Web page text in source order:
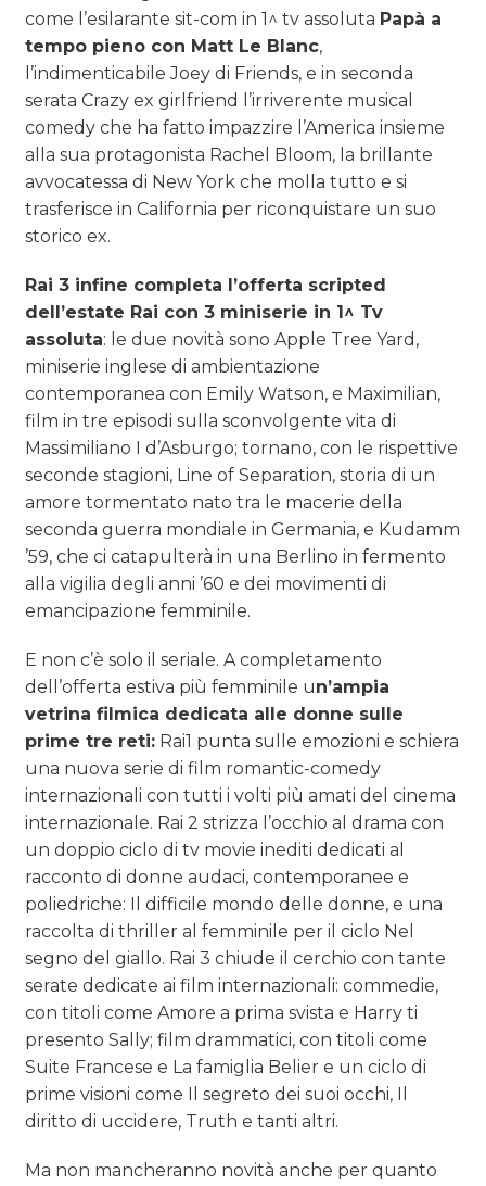
come l’esilarante sit-com in 1^ tv assoluta Papà a
tempo pieno con Matt Le Blanc,
l’indimenticabile Joey di Friends, e in seconda
serata Crazy ex girlfriend l’irriverente musical
comedy che ha fatto impazzire l’America insieme
alla sua protagonista Rachel Bloom, la brillante
avvocatessa di New York che molla tutto e si
trasferisce in California per riconquistare un suo
storico ex.
Rai 3 infine completa l’offerta scripted
dell’estate Rai con 3 miniserie in 1^ Tv
assoluta: le due novità sono Apple Tree Yard,
miniserie inglese di ambientazione
contemporanea con Emily Watson, e Maximilian,
film in tre episodi sulla sconvolgente vita di
Massimiliano I d’Asburgo; tornano, con le rispettive
seconde stagioni, Line of Separation, storia di un
amore tormentato nato tra le macerie della
seconda guerra mondiale in Germania, e Kudamm
’59, che ci catapulterà in una Berlino in fermento
alla vigilia degli anni ’60 e dei movimenti di
emancipazione femminile.
E non c’è solo il seriale. A completamento
dell’offerta estiva più femminile un’ampia
vetrina filmica dedicata alle donne sulle
prime tre reti: Rai1 punta sulle emozioni e schiera
una nuova serie di film romantic-comedy
internazionali con tutti i volti più amati del cinema
internazionale. Rai 2 strizza l’occhio al drama con
un doppio ciclo di tv movie inediti dedicati al
racconto di donne audaci, contemporanee e
poliedriche: Il difficile mondo delle donne, e una
raccolta di thriller al femminile per il ciclo Nel
segno del giallo. Rai 3 chiude il cerchio con tante
serate dedicate ai film internazionali: commedie,
con titoli come Amore a prima svista e Harry ti
presento Sally; film drammatici, con titoli come
Suite Francese e La famiglia Belier e un ciclo di
prime visioni come Il segreto dei suoi occhi, Il
diritto di uccidere, Truth e tanti altri.
Ma non mancheranno novità anche per quanto